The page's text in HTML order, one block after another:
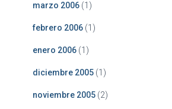
marzo 2006 (1)
febrero 2006 (1)
enero 2006 (1)
diciembre 2005 (1)
noviembre 2005 (2)